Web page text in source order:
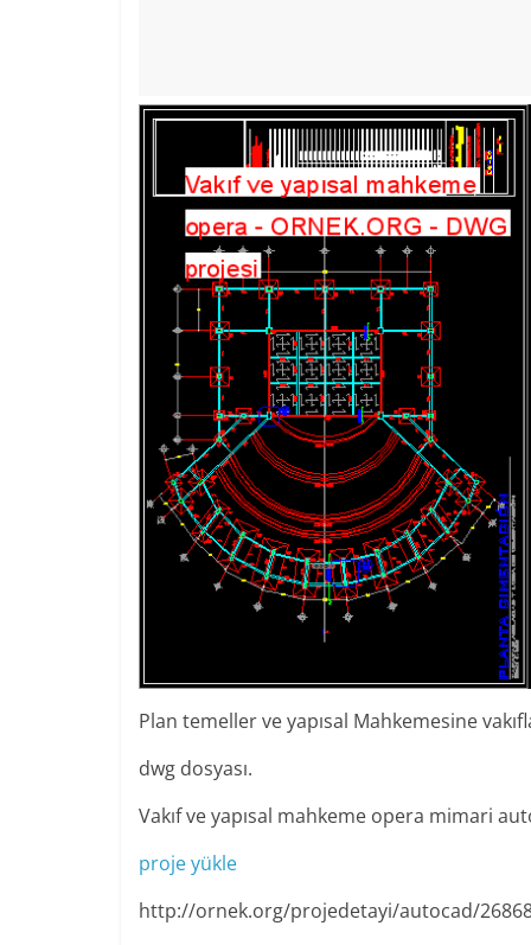
Plan temeller ve yapısal Mahkemesine
dwg dosyası.
Vakıf ve yapısal mahkeme opera mimari
proje yükle
http://ornek.org/projedetayi/autocad/